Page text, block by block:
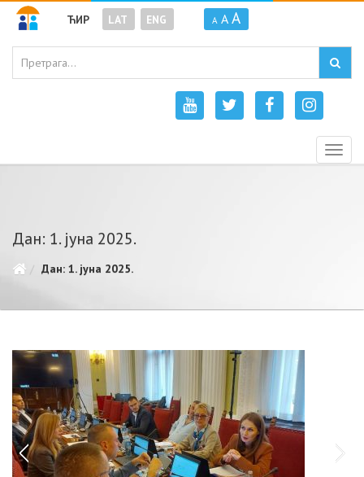
ЋИР LAT ENG A A A
Дан: 1. јуна 2025.
Дан: 1. јуна 2025.